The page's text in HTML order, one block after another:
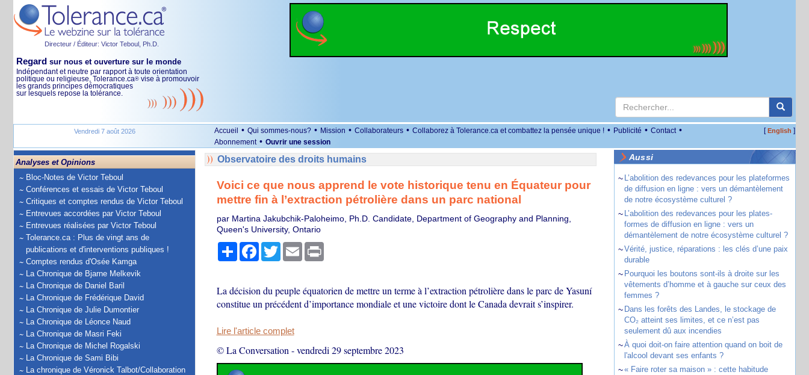
Directeur / Éditeur: Victor Teboul, Ph.D.
Regard sur nous et ouverture sur le monde
Indépendant et neutre par rapport à toute orientation
politique ou religieuse, Tolerance.ca® vise à promouvoir
les grands principes démocratiques
sur lesquels repose la tolérance.
Vendredi 7 août 2026 Accueil • Qui sommes-nous? • Mission • Collaborateurs • Collaborez à Tolerance.ca et combattez la pensée unique ! • Publicité • Contact •
Abonnement • Ouvrir une session
[English ]
Analyses et Opinions
Bloc-Notes de Victor Teboul
Conférences et essais de Victor Teboul
Critiques et comptes rendus de Victor Teboul
Entrevues accordées par Victor Teboul
Entrevues réalisées par Victor Teboul
Tolerance.ca : Plus de vingt ans de
publications et d'interventions publiques !
Comptes rendus d'Osée Kamga
La Chronique de Bjarne Melkevik
La Chronique de Daniel Baril
La Chronique de Frédérique David
La Chronique de Julie Dumontier
La Chronique de Léonce Naud
La Chronique de Masri Feki
La Chronique de Michel Rogalski
La Chronique de Sami Bibi
La chronique de Véronick Talbot/Collaboration
Observatoire des droits humains
Voici ce que nous apprend le vote historique tenu en Équateur pour
mettre fin à l’extraction pétrolière dans un parc national
par Martina Jakubchik-Paloheimo, Ph.D. Candidate, Department of Geography and Planning,
Queen's University, Ontario
PartagerFacebook
TwitterEmail Print
La décision du peuple équatorien de mettre un terme à l’extraction pétrolière dans le parc de Yasuní
constitue un précédent d’importance mondiale et une victoire dont le Canada devrait s’inspirer.
Lire l'article complet
© La Conversation -vendredi 29 septembre 2023
Aussi
~ L’abolition des redevances pour les plateformes
de diffusion en ligne : vers un démantèlement
de notre écosystème culturel ?
~ L’abolition des redevances pour les plates-
formes de diffusion en ligne : vers un
démantèlement de notre écosystème culturel ?
~Vérité, justice, réparations : les clés d’une paix
durable
~ Pourquoi les boutons sont-ils à droite sur les
vêtements d’homme et à gauche sur ceux des
femmes ?
~ Dans les forêts des Landes, le stockage de
CO₂ atteint ses limites, et ce n’est pas
seulement dû aux incendies
~À quoi doit-on faire attention quand on boit de
l'alcool devant ses enfants ?
~« Faire roter sa maison » : cette habitude